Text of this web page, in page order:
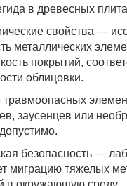
в древесных
свойства —
металлических
покрытий,
облицовки.
травмоопасных
заусенцев или
безопасность —
миграцию тяжелых